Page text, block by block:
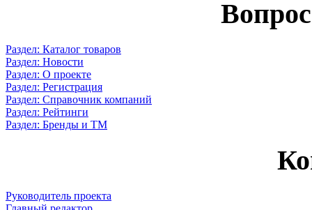
Раздел: Каталог товаров
Раздел: Новости
Раздел: О проекте
Раздел: Регистрация
Раздел: Справочник компаний
Раздел: Рейтинги
Раздел: Бренды и ТМ
Руководитель проекта